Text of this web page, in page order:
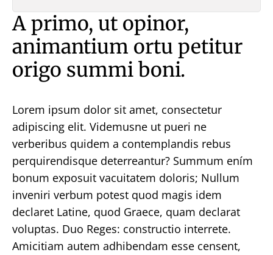
A primo, ut opinor,
animantium ortu petitur
origo summi boni.
Lorem ipsum dolor sit amet, consectetur
adipiscing elit. Videmusne ut pueri ne
verberibus quidem a contemplandis rebus
perquirendisque deterreantur? Summum ením
bonum exposuit vacuitatem doloris; Nullum
inveniri verbum potest quod magis idem
declaret Latine, quod Graece, quam declarat
voluptas. Duo Reges: constructio interrete.
Amicitiam autem adhibendam esse censent,